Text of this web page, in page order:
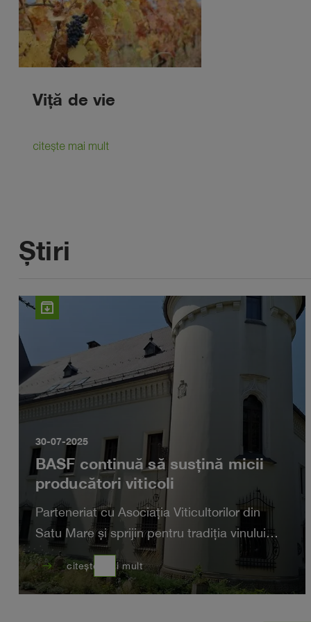
Viță de vie
citește mai mult
Știri
archive
30-07-2025
BASF continuă să susțină micii
producători viticoli
Parteneriat cu Asociația Viticultorilor din
Satu Mare și sprijin pentru tradiția vinului
local
east citește mai mult